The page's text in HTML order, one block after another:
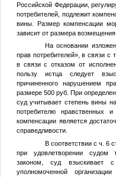
Российской Федерации,
потребителей, подлежит
вины. Размер компенсации
зависит от размера
На основании
прав потребителей», в связи с
в связи с отказом от
пользу истца следует
причиненного нарушением
размере 500 руб. При
суд учитывает степень вины
потребителю нравственных
компенсации является
справедливости.
В соответствии с ч. 6
при удовлетворении судом
законом, суд взыскивает с
уполномоченной